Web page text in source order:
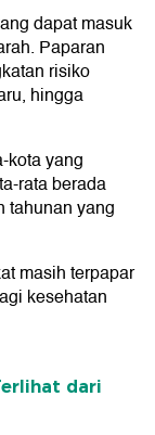
dapat masuk
Paparan
risiko
hingga
kota yang
rata berada
tahunan yang
masih terpapar
kesehatan
dari